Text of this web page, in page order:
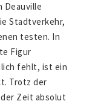
Deauville
Stadtverkehr,
testen. In
Figur
fehlt, ist ein
Trotz der
Zeit absolut